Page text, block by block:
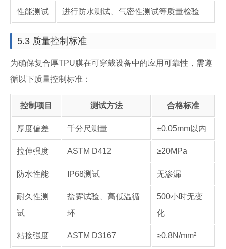
性能测试 进行防水测试、气密性测试等质量检验
5.3 质量控制标准
为确保复合厚TPU膜在可穿戴设备中的应用可靠性，需遵
循以下质量控制标准：
控制项目 测试方法 合格标准
厚度偏差 千分尺测量 ±0.05mm以内
拉伸强度 ASTM D412 ≥20MPa
防水性能 IP68测试 无渗漏
耐久性测
试
盐雾试验、高低温循
环
500小时无变
化
粘接强度 ASTM D3167 ≥0.8N/mm²